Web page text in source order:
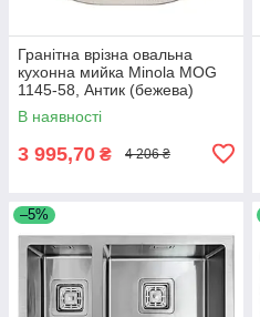
Гранітна врізна овальна
кухонна мийка Minola MOG
1145-58, Антик (бежева)
В наявності
3 995,70 ₴ 4 206 ₴
–5%